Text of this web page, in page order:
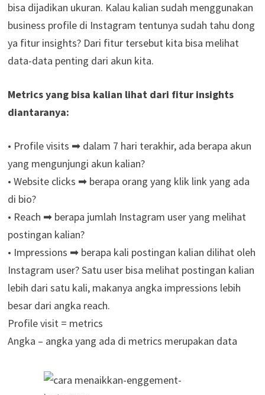
bisa dijadikan ukuran. Kalau kalian sudah menggunakan
business profile di Instagram tentunya sudah tahu dong
ya fitur insights? Dari fitur tersebut kita bisa melihat
data-data penting dari akun kita.
Metrics yang bisa kalian lihat dari fitur insights
diantaranya:
• Profile visits ➡ dalam 7 hari terakhir, ada berapa akun
yang mengunjungi akun kalian?
• Website clicks ➡ berapa orang yang klik link yang ada
di bio?
• Reach ➡ berapa jumlah Instagram user yang melihat
postingan kalian?
• Impressions ➡ berapa kali postingan kalian dilihat oleh
Instagram user? Satu user bisa melihat postingan kalian
lebih dari satu kali, makanya angka impressions lebih
besar dari angka reach.
Profile visit = metrics
Angka – angka yang ada di metrics merupakan data